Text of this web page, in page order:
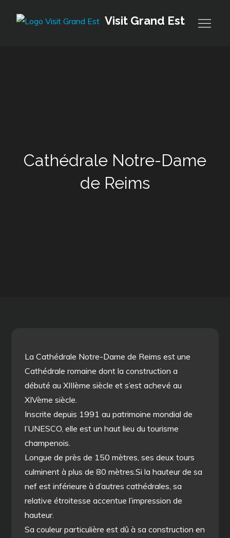
Visit Grand Est
Cathédrale Notre-Dame
de Reims
La Cathédrale Notre-Dame de Reims est une
Cathédrale romaine dont la construction a
débuté au XIIIème siècle et s’est achevé au
XIVème siècle.
Inscrite depuis 1991 au patrimoine mondial de
l’UNESCO, elle est un haut lieu du tourisme
champenois.
Longue de près de 150 mètres, ses deux tours
culminent à plus de 80 mètres.Si la hauteur de sa
nef est inférieure à d’autres cathédrales, sa
relative étroitesse accentue l’impression de
hauteur.
Sa couleur particulière est dû à sa construction en